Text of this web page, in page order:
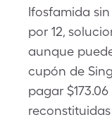
Ifosfamida
por 12,
aunque
cupón de
pagar